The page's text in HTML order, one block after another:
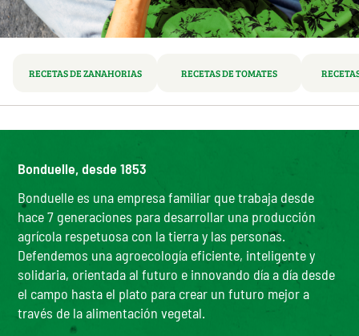
RECETAS DE ZANAHORIAS RECETAS DE TOMATES
Bonduelle, desde 1853
Bonduelle es una empresa familiar que trabaja desde
hace 7 generaciones para desarrollar una producción
agrícola respetuosa con la tierra y las personas.
Defendemos una agroecología eficiente, inteligente y
solidaria, orientada al futuro e innovando día a día desde
el campo hasta el plato para crear un futuro mejor a
través de la alimentación vegetal.